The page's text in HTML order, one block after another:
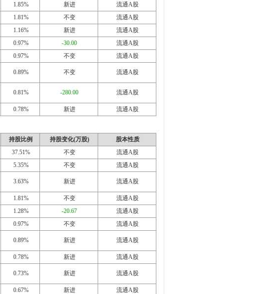
1.85% 新进
流通A股
1.81% 不变
流通A股
1.16% 新进
流通A股
0.97% -30.00
流通A股
0.97% 不变 流通A股
0.89% 不变 流通A股
0.81% -280.00 流通A股
0.78% 新进 流通A股
持股比例 持股变化(万股)
股本性质
37.51% 不变
流通A股
5.35% 不变 流通A股
3.63% 新进 流通A股
1.81% 不变
流通A股
1.28% -20.67
流通A股
0.97% 不变 流通A股
0.89% 新进 流通A股
0.78% 新进 流通A股
0.73% 新进 流通A股
0.67% 新进 流通A股